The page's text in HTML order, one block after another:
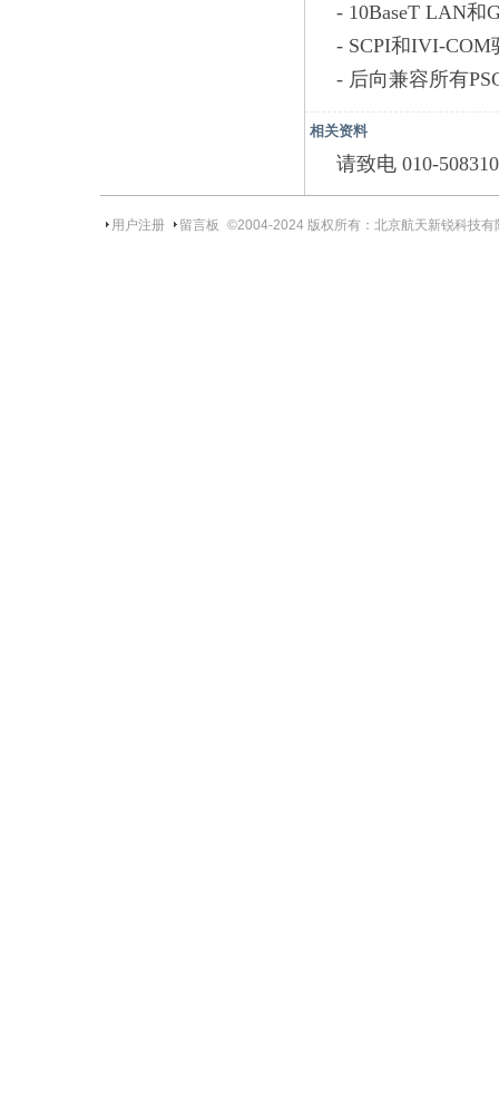
- 10BaseT LAN和
- SCPI和IVI-COM
- 后向兼容所有
相关资料
请致电 010-
用户注册 留言板 ©2004-2024 版权所有：北京航天新锐科技